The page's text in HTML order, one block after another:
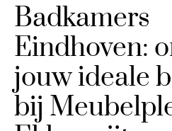
Badkamers
Eindhoven:
jouw ideale
bij